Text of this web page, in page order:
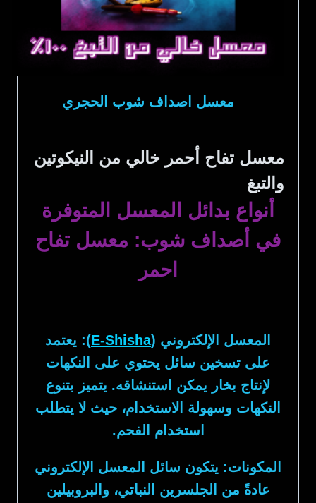
معسل اصداف شوب الحجري
معسل تفاح أحمر خالي من النيكوتين
والتبغ
أنواع بدائل المعسل المتوفرة
في أصداف شوب: معسل تفاح
احمر
المعسل الإلكتروني (E-Shisha
): يعتمد
على تسخين سائل يحتوي على النكهات
لإنتاج بخار يمكن استنشاقه. يتميز بتنوع
النكهات وسهولة الاستخدام، حيث لا يتطلب
استخدام الفحم.
المكونات: يتكون سائل المعسل الإلكتروني
عادةً من الجلسرين النباتي، والبروبيلين